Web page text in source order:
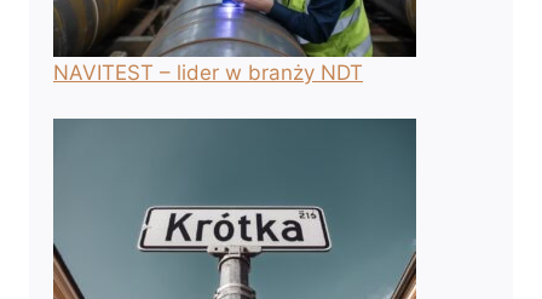
NAVITEST – lider w branży NDT